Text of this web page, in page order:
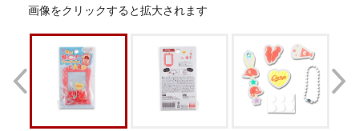
画像をクリックすると拡大されます